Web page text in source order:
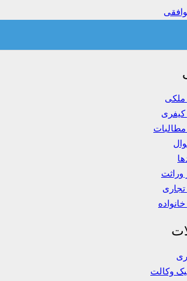
وراثت
وکالت